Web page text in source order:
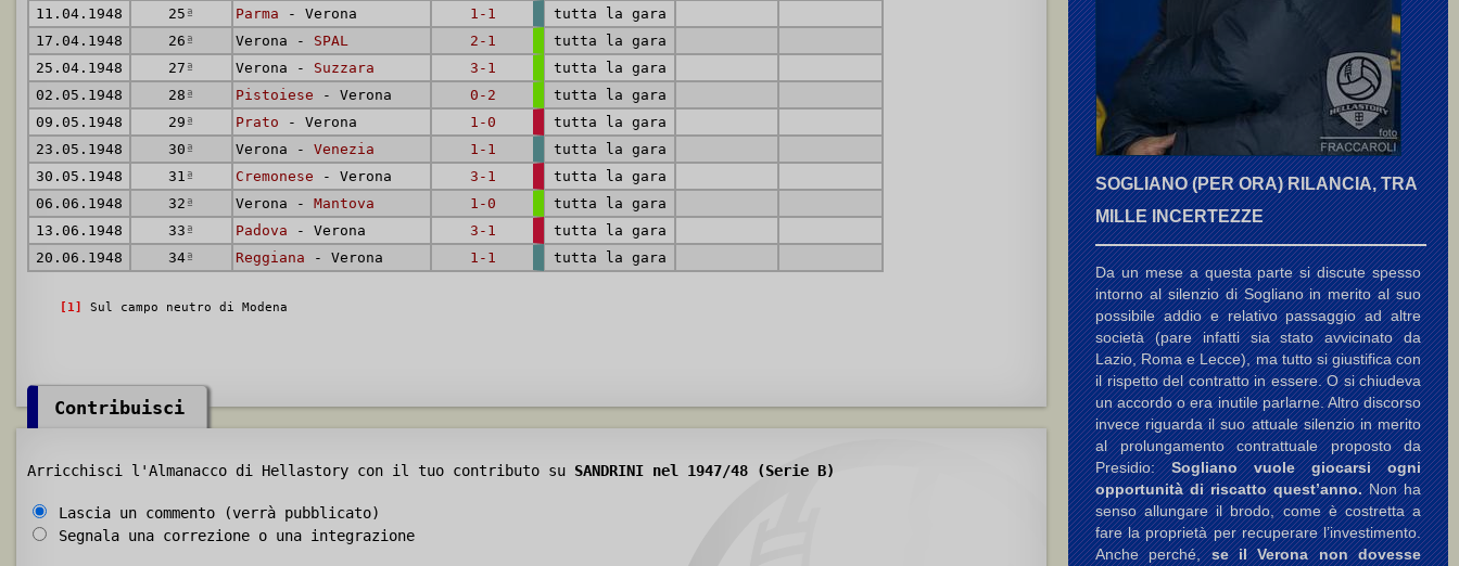
11.04.1948
25 ª Parma - Verona 1-1
tutta la gara
17.04.1948
26 ª Verona - SPAL 2-1
tutta la gara
25.04.1948
27 ª Verona - Suzzara 3-1
tutta la gara
02.05.1948
28 ª Pistoiese - Verona 0-2
tutta la gara
09.05.1948
29 ª Prato - Verona 1-0
tutta la gara
23.05.1948
30 ª Verona - Venezia 1-1
tutta la gara
30.05.1948
31 ª Cremonese - Verona 3-1
tutta la gara
06.06.1948
32 ª Verona - Mantova 1-0
tutta la gara
13.06.1948
33 ª Padova - Verona 3-1
tutta la gara
20.06.1948
34ª Reggiana - Verona 1-1 tutta la gara
[1] Sul campo neutro di Modena
Contribuisci
Arricchisci l'Almanacco di Hellastory con il tuo contributo su SANDRINI nel 1947/48 (Serie B)
Lascia un commento (verrà pubblicato)
Segnala una correzione o una integrazione
SOGLIANO (PER ORA) RILANCIA, TRA
MILLE INCERTEZZE
Da un mese a questa parte si discute spesso
intorno al silenzio di Sogliano in merito al suo
possibile addio e relativo passaggio ad altre
società (pare infatti sia stato avvicinato da
Lazio, Roma e Lecce), ma tutto si giustifica con
il rispetto del contratto in essere. O si chiudeva
un accordo o era inutile parlarne. Altro discorso
invece riguarda il suo attuale silenzio in merito
al prolungamento contrattuale proposto da
Presidio:Sogliano vuole giocarsi ogni
opportunità di riscatto quest’anno.Non ha
senso allungare il brodo, come è costretta a
fare la proprietà per recuperare l’investimento.
Anche perché,se il Verona non dovesse